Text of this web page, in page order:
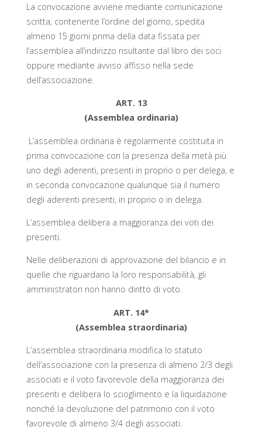
La convocazione avviene mediante comunicazione
scritta, contenente l’ordine del giorno, spedita
almeno 15 giorni prima della data fissata per
l’assemblea all’indirizzo risultante dal libro dei soci
oppure mediante avviso affisso nella sede
dell’associazione.
ART. 13
(Assemblea ordinaria)
L’assemblea ordinaria è regolarmente costituita in
prima convocazione con la presenza della metà più
uno degli aderenti, presenti in proprio o per delega, e
in seconda convocazione qualunque sia il numero
degli aderenti presenti, in proprio o in delega.
L’assemblea delibera a maggioranza dei voti dei
presenti.
Nelle deliberazioni di approvazione del bilancio e in
quelle che riguardano la loro responsabilità, gli
amministratori non hanno diritto di voto.
ART. 14*
(Assemblea straordinaria)
L’assemblea straordinaria modifica lo statuto
dell’associazione con la presenza di almeno 2/3 degli
associati e il voto favorevole della maggioranza dei
presenti e delibera lo scioglimento e la liquidazione
nonché la devoluzione del patrimonio con il voto
favorevole di almeno 3/4 degli associati.